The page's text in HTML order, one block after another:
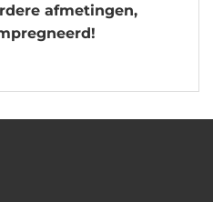
afmetingen,